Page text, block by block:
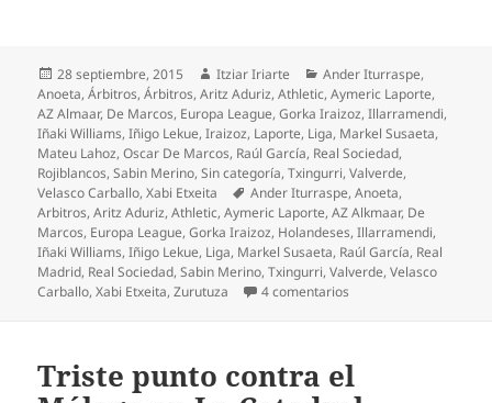
Publicado
el
28 septiembre, 2015 Autor
Itziar Iriarte Categorías
Ander Iturraspe,
Anoeta,Árbitros,Árbitros,Aritz Aduriz,Athletic,Aymeric Laporte,
AZ Almaar, De Marcos, Europa League,Gorka Iraizoz,Illarramendi,
Iñaki Williams,Iñigo Lekue,Iraizoz, Laporte, Liga, Markel Susaeta,
Mateu Lahoz,Oscar De Marcos, Raúl García, Real Sociedad,
Rojiblancos,Sabin Merino,Sin categoría,Txingurri,Valverde,
Velasco Carballo,Xabi Etxeita Etiquetas
Ander Iturraspe,Anoeta,
Arbitros,Aritz Aduriz,Athletic,Aymeric Laporte,AZ Alkmaar, De
Marcos, Europa League,Gorka Iraizoz, Holandeses,Illarramendi,
Iñaki Williams,Iñigo Lekue, Liga, Markel Susaeta, Raúl García, Real
Madrid, Real Sociedad,Sabin Merino,Txingurri,Valverde,Velasco
Carballo,Xabi Etxeita,Zurutuza 4 comentarios
Triste punto contra el